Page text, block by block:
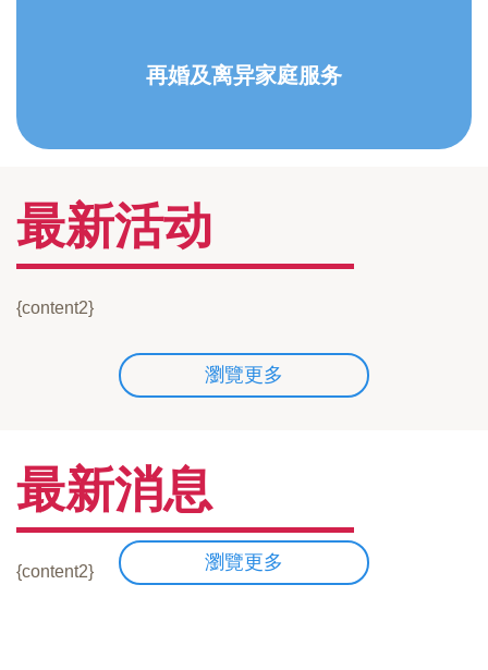
再婚及离异家庭服务
最新活动
{content2}
瀏覽更多
最新消息
{content2} 瀏覽更多